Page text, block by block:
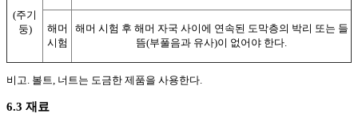
(주기
둥)
해머
시험
해머 시험 후 해머 자국 사이에 연속된 도막층의 박리 또는 들
뜸(부풀음과 유사)이 없어야 한다.
비고. 볼트, 너트는 도금한 제품을 사용한다.
6.3 재료